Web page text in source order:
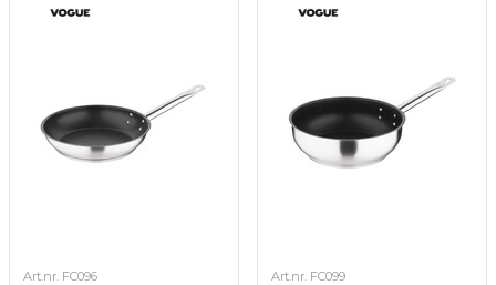
Art.nr. FC096 Art.nr. FC099